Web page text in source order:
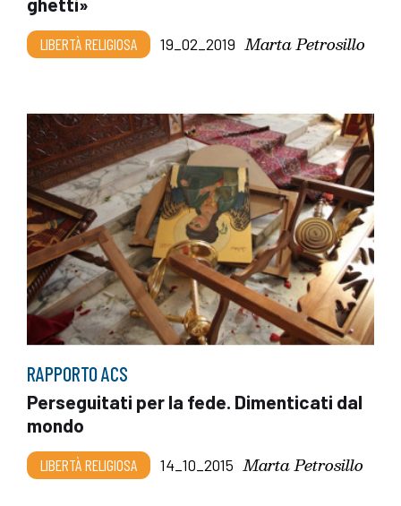
LIBERTÀ RELIGIOSA 19_02_2019 Marta Petrosillo
RAPPORTO ACS
Perseguitati per la fede. Dimenticati dal
mondo
LIBERTÀ RELIGIOSA 14_10_2015 Marta Petrosillo